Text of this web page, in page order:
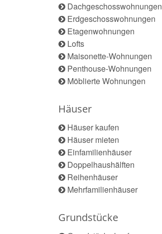
Dachgeschosswohnungen
Erdgeschosswohnungen
Etagenwohnungen
Lofts
Maisonette-Wohnungen
Penthouse-Wohnungen
Möblierte Wohnungen
Häuser
Häuser kaufen
Häuser mieten
Einfamilienhäuser
Doppelhaushälften
Reihenhäuser
Mehrfamilienhäuser
Grundstücke